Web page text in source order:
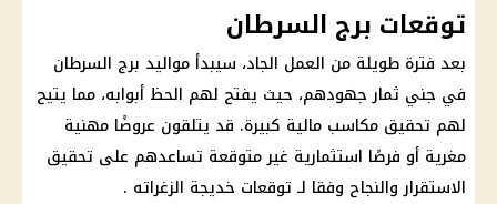
توقعات برج السرطان
بعد فترة طويلة من العمل الجاد، سيبدأ مواليد برج السرطان
في جني ثمار جهودهم، حيث يفتح لهم الحظ أبوابه، مما يتيح
لهم تحقيق مكاسب مالية كبيرة. قد يتلقون عروضًا مهنية
مغرية أو فرصًا استثمارية غير متوقعة تساعدهم على تحقيق
الاستقرار والنجاح وفقا لـ توقعات خديجة الزغراته .